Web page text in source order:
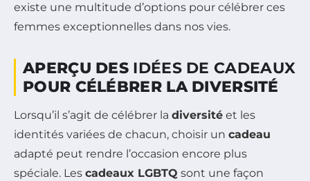
existe une multitude d’options pour célébrer ces
femmes exceptionnelles dans nos vies.
APERÇU DES IDÉES DE CADEAUX
POUR CÉLÉBRER LA DIVERSITÉ
Lorsqu’il s’agit de célébrer la diversité et les
identités variées de chacun, choisir un cadeau
adapté peut rendre l’occasion encore plus
spéciale. Les cadeaux LGBTQ sont une façon